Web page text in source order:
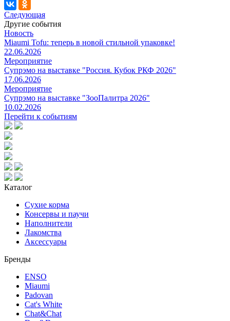
Следующая
Другие события
Новость
Miaumi Tofu: теперь в новой стильной упаковке!
22.06.2026
Мероприятие
Супрэмо на выставке "Россия. Кубок РКФ 2026"
17.06.2026
Мероприятие
Супрэмо на выставке "ЗооПалитра 2026"
10.02.2026
Перейти к событиям
Каталог
Сухие корма
Консервы и паучи
Наполнители
Лакомства
Аксессуары
Бренды
ENSO
Miaumi
Padovan
Cat's White
Chat&Chat